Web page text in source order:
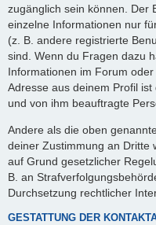
zugänglich sein können. Der
einzelne Informationen nur
(z. B. andere registrierte
sind. Wenn du Fragen dazu
Informationen im Forum
Adresse aus deinem Profil
und von ihm beauftragte
Andere als die oben
deiner Zustimmung an Dritte
auf Grund gesetzlicher
B. an
Durchsetzung rechtlicher
GESTATTUNG DER